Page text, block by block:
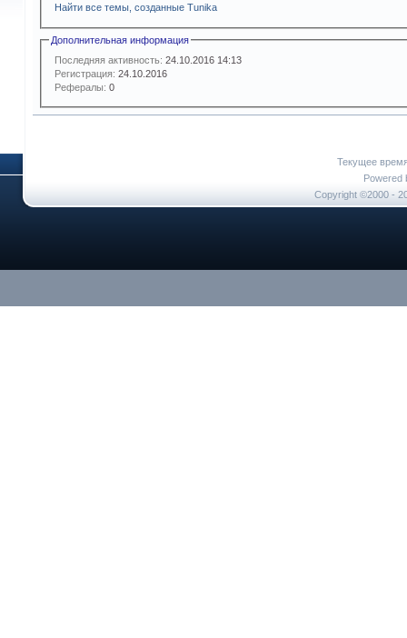
Найти все темы, созданные Tunika
Дополнительная информация
Последняя активность: 24.10.2016 14:13
Регистрация: 24.10.2016
Рефералы: 0
Текущее
Powered
Copyright ©2000 -